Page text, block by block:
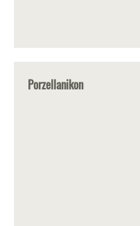
Porzellanikon